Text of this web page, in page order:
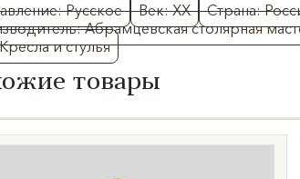
Русское Век: XX
Страна:
Абрамцевская столярная
и стулья
товары